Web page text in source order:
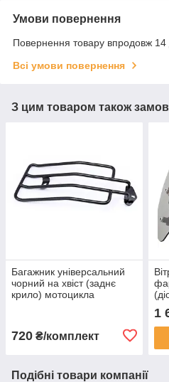
Умови повернення
Повернення товару впродовж 14
Всі умови повернення
З цим товаром також
Багажник універсальний
чорний на хвіст (заднє
крило) мотоцикла
720 ₴/комплект
1
Подібні товари компанії